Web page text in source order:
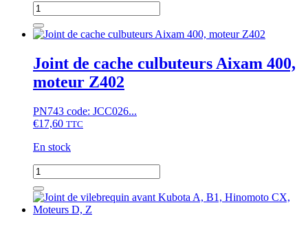
quantité
de
Filtre
gasoil
Kubota
GB,
B,
Aixam
400
Joint de cache culbuteurs Aixam 400,
moteur Z402
PN743 code: JCC026...
€17,60 TTC
En stock
quantité
de
Joint
de